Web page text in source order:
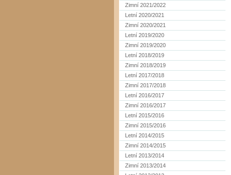
Zimní 2021/2022
Letní 2020/2021
Zimní 2020/2021
Letní 2019/2020
Zimní 2019/2020
Letní 2018/2019
Zimní 2018/2019
Letní 2017/2018
Zimní 2017/2018
Letní 2016/2017
Zimní 2016/2017
Letní 2015/2016
Zimní 2015/2016
Letní 2014/2015
Zimní 2014/2015
Letní 2013/2014
Zimní 2013/2014